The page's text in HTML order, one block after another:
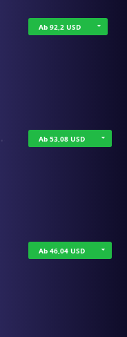
Ab 92,2 USD
Ab 53,08 USD
Ab 46,04 USD